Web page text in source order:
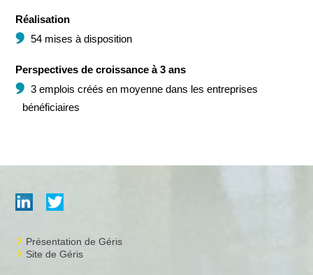
Réalisation
54 mises à disposition
Perspectives de croissance à 3 ans
3 emplois créés en moyenne dans les entreprises
bénéficiaires
Présentation de Géris
Site de Géris